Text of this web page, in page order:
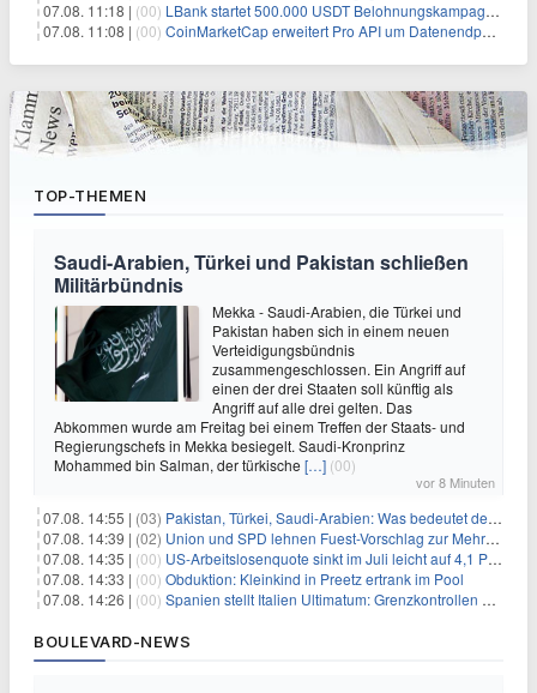
07.08. 11:18 | (00) LBank startet 500.000 USDT Belohnungskampagne mit Pudgy Penguins
07.08. 11:08 | (00) CoinMarketCap erweitert Pro API um Datenendpunkte für reale Vermögenswerte
TOP-THEMEN
Saudi-Arabien, Türkei und Pakistan schließen
Militärbündnis
Mekka - Saudi-Arabien, die Türkei und
Pakistan haben sich in einem neuen
Verteidigungsbündnis
zusammengeschlossen. Ein Angriff auf
einen der drei Staaten soll künftig als
Angriff auf alle drei gelten. Das
Abkommen wurde am Freitag bei einem Treffen der Staats- und
Regierungschefs in Mekka besiegelt. Saudi-Kronprinz
Mohammed bin Salman, der türkische […] (00)
vor 8 Minuten
07.08. 14:55 | (03) Pakistan, Türkei, Saudi-Arabien: Was bedeutet der neue Pakt?
07.08. 14:39 | (02) Union und SPD lehnen Fuest-Vorschlag zur Mehrwertsteuer ab
07.08. 14:35 | (00) US-Arbeitslosenquote sinkt im Juli leicht auf 4,1 Prozent
07.08. 14:33 | (00) Obduktion: Kleinkind in Preetz ertrank im Pool
07.08. 14:26 | (00) Spanien stellt Italien Ultimatum: Grenzkontrollen beenden
BOULEVARD-NEWS